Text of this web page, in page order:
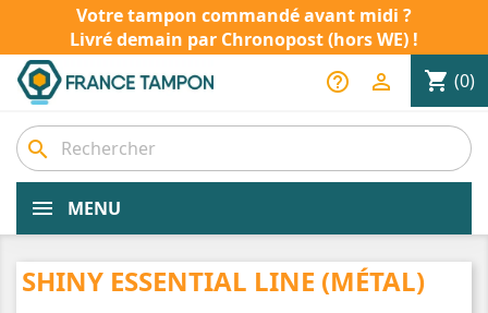
Votre tampon commandé avant midi ?
Livré demain par Chronopost (hors WE) !
shopping_cart (0)

help_outline
search
MENU
SHINY ESSENTIAL LINE (MÉTAL)